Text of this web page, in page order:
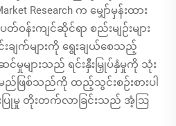
Research က မျှော်မှန်းထား
ဝန်းကျင်ဆိုင်ရာ စည်းမျဉ်းများ
းချက်များကို ရွေးချယ်စေသည့်
င်မှုများသည် ရင်းနှီးမြှုပ်နှံမှုကို သုံး
ဖြစ်သည်ကို ထည့်သွင်းစဉ်းစားပါ
ပြုမှု တိုးတက်လာခြင်းသည် အံ့ဩ